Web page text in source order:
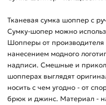
Тканевая сумка шоппер с
Сумку-шопер можно
Шопперы от
нанесением модного
надписи. Смешные и
шопперах выглядят
носить с чем угодно - от
брюк и джинс. Материал -